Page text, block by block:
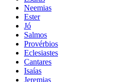
Neemias
Ester
Jó
Salmos
Provérbios
Eclesiastes
Cantares
Isaías
Jeremias